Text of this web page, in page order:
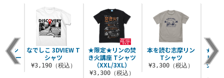
★限定★リンの焚
き火講座 Tシャツ
（XXL/3XL）
¥3,300（税込）
本を読む志摩リン
Tシャツ
¥3,300（税込）
★限
トバ
ショ
リン
チキー
なでしこ 3DVIEW T
シャツ
¥3,190（税込）